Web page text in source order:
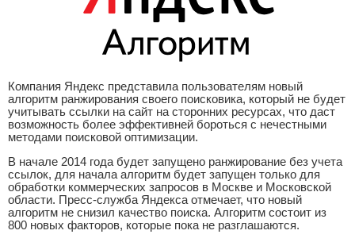
Компания Яндекс представила пользователям новый
алгоритм ранжирования своего поисковика, который не будет
учитывать ссылки на сайт на сторонних ресурсах, что даст
возможность более эффективней бороться с нечестными
методами поисковой оптимизации.
В начале 2014 года будет запущено ранжирование без учета
ссылок, для начала алгоритм будет запущен только для
обработки коммерческих запросов в Москве и Московской
области. Пресс-служба Яндекса отмечает, что новый
алгоритм не снизил качество поиска. Алгоритм состоит из
800 новых факторов, которые пока не разглашаются.